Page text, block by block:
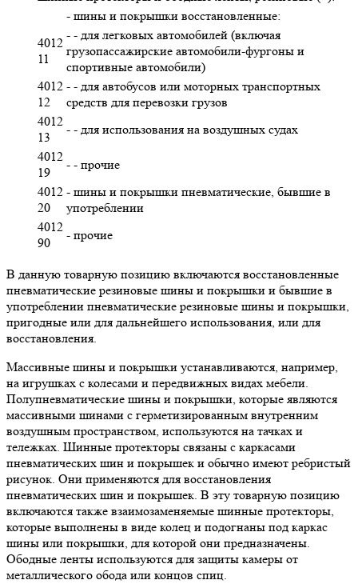
- шины и покрышки восстановленные:
4012
11
- - для легковых автомобилей (включая
грузопассажирские автомобили-фургоны и
спортивные автомобили)
4012
12
- - для автобусов или моторных транспортных
средств для перевозки грузов
4012
13
- - для использования на воздушных судах
4012
19
- - прочие
4012
20
- шины и покрышки пневматические, бывшие в
употреблении
4012
90
- прочие
В данную товарную позицию включаются восстановленные
пневматические резиновые шины и покрышки и бывшие в
употреблении пневматические резиновые шины и покрышки,
пригодные или для дальнейшего использования, или для
восстановления.
Массивные шины и покрышки устанавливаются, например,
на игрушках с колесами и передвижных видах мебели.
Полупневматические шины и покрышки, которые являются
массивными шинами с герметизированным внутренним
воздушным пространством, используются на тачках и
тележках. Шинные протекторы связаны с каркасами
пневматических шин и покрышек и обычно имеют ребристый
рисунок. Они применяются для восстановления
пневматических шин и покрышек. В эту товарную позицию
включаются также взаимозаменяемые шинные протекторы,
которые выполнены в виде колец и подогнаны под каркас
шины или покрышки, для которой они предназначены.
Ободные ленты используются для защиты камеры от
металлического обода или концов спиц.